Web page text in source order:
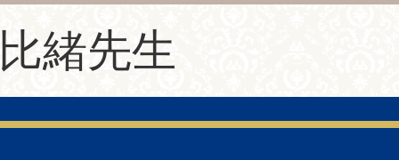
緒先生